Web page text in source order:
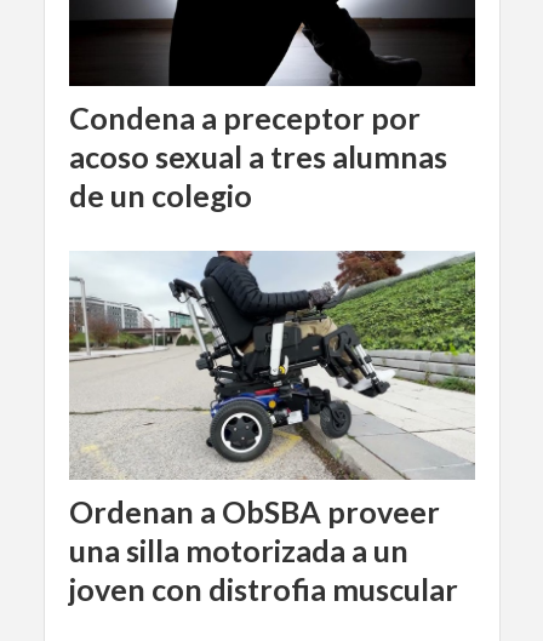
Condena a preceptor por
acoso sexual a tres alumnas
de un colegio
Ordenan a ObSBA proveer
una silla motorizada a un
joven con distrofia muscular